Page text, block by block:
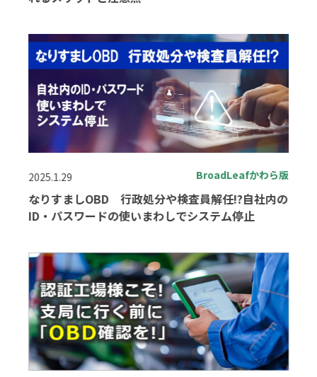
2025.1.29 BroadLeafかわら版
なりすましOBD 行政処分や検査員解任!?自社内の
ID・パスワードの使いまわしでシステム停止